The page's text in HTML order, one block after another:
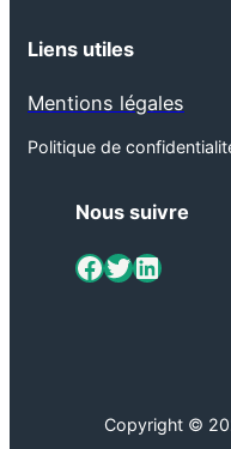
Liens utiles
Mentions légales
Politique de
Nous suivre
ViaMétiers sur Facebook Twitter LinkedIn
Copyright ©